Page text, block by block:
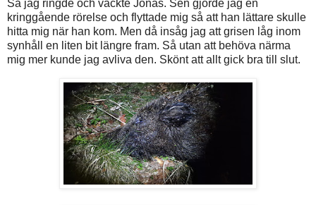
Så jag ringde och väckte Jonas. Sen gjorde jag en
kringgående rörelse och flyttade mig så att han lättare skulle
hitta mig när han kom. Men då insåg jag att grisen låg inom
synhåll en liten bit längre fram. Så utan att behöva närma
mig mer kunde jag avliva den. Skönt att allt gick bra till slut.